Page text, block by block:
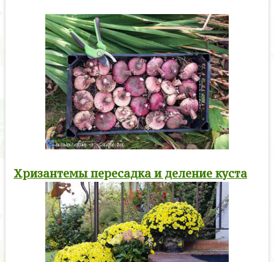
Хризантемы пересадка и деление куста